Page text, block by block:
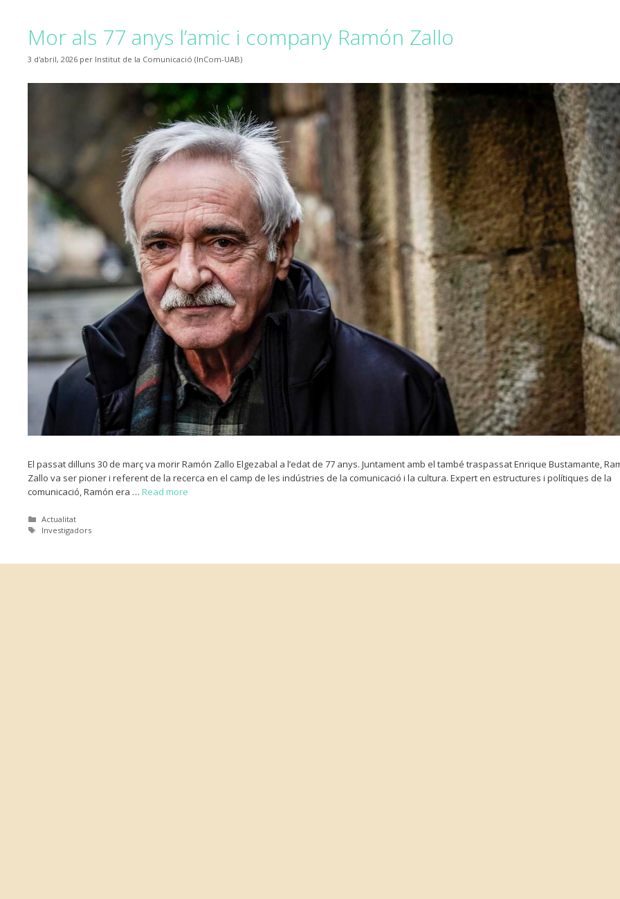
Mor als 77 anys l’amic i company Ramón Zallo
3 d'abril, 2026 per Institut de la Comunicació (InCom-UAB)
El passat dilluns 30 de març va morir Ramón Zallo Elgezabal a l’edat de 77 anys. Juntament amb el també traspassat Enrique Bustamante,
Zallo va ser pioner i referent de la recerca en el camp de les indústries de la comunicació i la cultura. Expert en estructures i polítiques de la
comunicació, Ramón era … Read more
Categories
Actualitat
Etiquetes
Investigadors